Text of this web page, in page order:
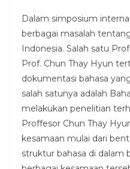
Dalam simposium
berbagai masalah
Indonesia. Salah satu
Prof. Chun Thay Hyun
dokumentasi bahasa
salah satunya adalah
melakukan penelitian
Proffesor Chun Thay
kesamaan mulai dari
struktur bahasa di dalam